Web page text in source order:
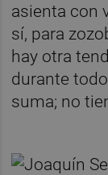
asienta con
sí, para
hay otra
durante
suma; no